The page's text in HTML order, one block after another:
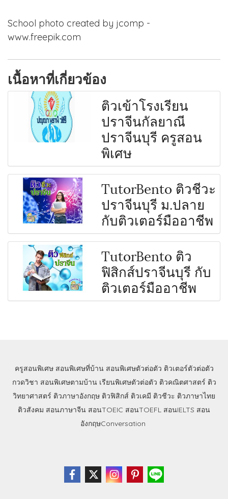
School photo created by jcomp -
www.freepik.com
เนื้อหาที่เกี่ยวข้อง
ติวเข้าโรงเรียน
ปราจีนกัลยาณี
ปราจีนบุรี ครูสอน
พิเศษ
TutorBento ติวชีวะ
ปราจีนบุรี ม.ปลาย
กับติวเตอร์มืออาชีพ
TutorBento ติว
ฟิสิกส์ปราจีนบุรี กับ
ติวเตอร์มืออาชีพ
ครูสอนพิเศษ สอนพิเศษที่บ้าน สอนพิเศษตัวต่อตัว ติวเตอร์ตัวต่อตัว
กวดวิชา สอนพิเศษตามบ้าน เรียนพิเศษตัวต่อตัว ติวคณิตศาสตร์ ติว
วิทยาศาสตร์ ติวภาษาอังกฤษ ติวฟิสิกส์ ติวเคมี ติวชีวะ ติวภาษาไทย
ติวสังคม สอนภาษาจีน สอนTOEIC สอนTOEFL สอนIELTS สอน
อังกฤษConversation